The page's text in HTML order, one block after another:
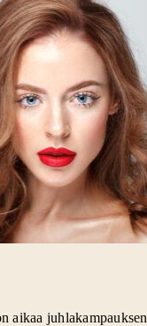
aikaa juhlakampauksen